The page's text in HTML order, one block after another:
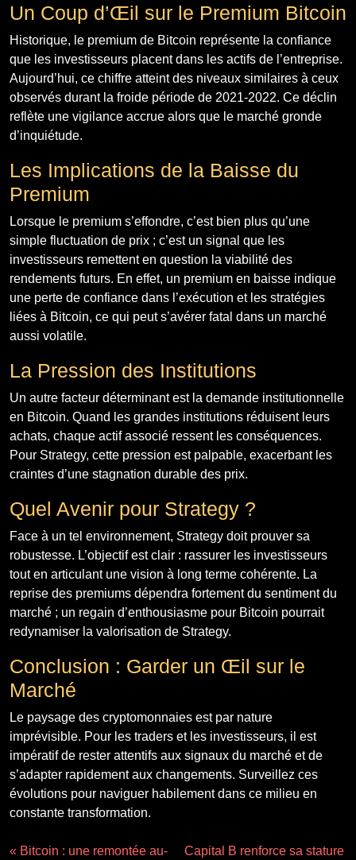
Un Coup d’Œil sur le Premium Bitcoin
Historique, le premium de Bitcoin représente la confiance
que les investisseurs placent dans les actifs de l’entreprise.
Aujourd’hui, ce chiffre atteint des niveaux similaires à ceux
observés durant la froide période de 2021-2022. Ce déclin
reflète une vigilance accrue alors que le marché gronde
d’inquiétude.
Les Implications de la Baisse du
Premium
Lorsque le premium s’effondre, c’est bien plus qu’une
simple fluctuation de prix ; c’est un signal que les
investisseurs remettent en question la viabilité des
rendements futurs. En effet, un premium en baisse indique
une perte de confiance dans l’exécution et les stratégies
liées à Bitcoin, ce qui peut s’avérer fatal dans un marché
aussi volatile.
La Pression des Institutions
Un autre facteur déterminant est la demande institutionnelle
en Bitcoin. Quand les grandes institutions réduisent leurs
achats, chaque actif associé ressent les conséquences.
Pour Strategy, cette pression est palpable, exacerbant les
craintes d’une stagnation durable des prix.
Quel Avenir pour Strategy ?
Face à un tel environnement, Strategy doit prouver sa
robustesse. L’objectif est clair : rassurer les investisseurs
tout en articulant une vision à long terme cohérente. La
reprise des premiums dépendra fortement du sentiment du
marché ; un regain d’enthousiasme pour Bitcoin pourrait
redynamiser la valorisation de Strategy.
Conclusion : Garder un Œil sur le
Marché
Le paysage des cryptomonnaies est par nature
imprévisible. Pour les traders et les investisseurs, il est
impératif de rester attentifs aux signaux du marché et de
s’adapter rapidement aux changements. Surveillez ces
évolutions pour naviguer habilement dans ce milieu en
constante transformation.
« Bitcoin : une remontée au- Capital B renforce sa stature